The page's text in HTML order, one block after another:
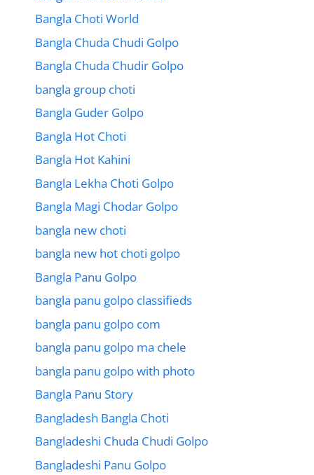
Bangla Choti World
Bangla Chuda Chudi Golpo
Bangla Chuda Chudir Golpo
bangla group choti
Bangla Guder Golpo
Bangla Hot Choti
Bangla Hot Kahini
Bangla Lekha Choti Golpo
Bangla Magi Chodar Golpo
bangla new choti
bangla new hot choti golpo
Bangla Panu Golpo
bangla panu golpo classifieds
bangla panu golpo com
bangla panu golpo ma chele
bangla panu golpo with photo
Bangla Panu Story
Bangladesh Bangla Choti
Bangladeshi Chuda Chudi Golpo
Bangladeshi Panu Golpo